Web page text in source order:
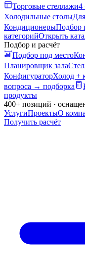
Торговые стеллажи4
Холодильные столы
КондиционерыПодбор
категорийОткрыть
Подбор и расчёт
Подбор под место
Планировщик зала
КонфигураторХолод +
вопроса → подборка
продукты
400+ позиций ·
УслугиПроектыО
Получить расчёт